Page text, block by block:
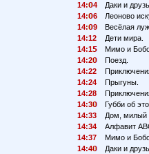
14:
4
Даки и
14:
6
Леоново
14:
9
Весёлая
14:12
Дети мира.
14:1
Мимо и
14:2
Поезд.
14:22
14:24
Прыгуны.
14:28
14:3
Губби об
14:33
Дом, милый
14:34
Алфавит
14:37
Мимо и
14:4
Даки и